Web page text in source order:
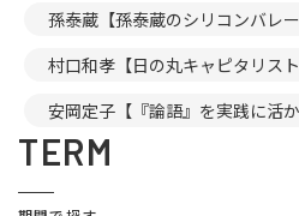
孫泰蔵【孫泰蔵のシリコンバレ
村口和孝【日の丸キャピタリスト
安岡定子【『論語』を実践に活か
TERM